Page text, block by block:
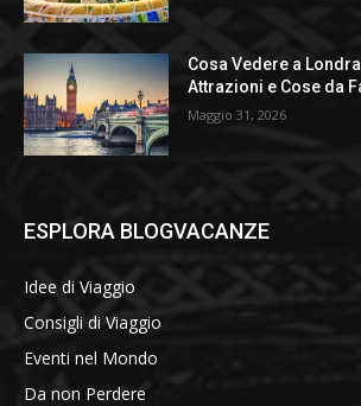
Cosa Vedere a
Attrazioni e Cose da
Maggio 31, 2026
ESPLORA BLOGVACANZE
Idee di Viaggio
Consigli di Viaggio
Eventi nel Mondo
Da non Perdere